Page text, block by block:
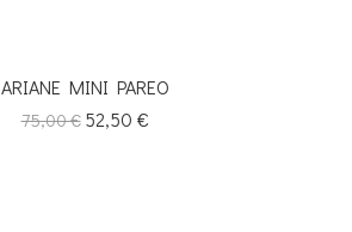
ARIANE MINI PAREO
Κανονική
75,00 € Τιμή
52,50 €